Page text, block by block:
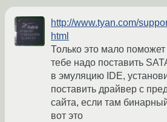
http://www.tyan.com/
html
Только это мало поможет
тебе надо поставить
в эмуляцию IDE,
поставить драйвер с
сайта, если там
вот это